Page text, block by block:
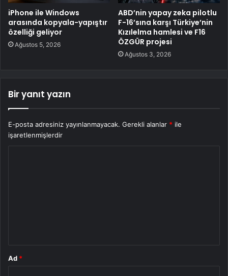
iPhone ile Windows
arasında kopyala-yapıştır
özelliği geliyor
Ağustos 5, 2026
ABD’nin yapay zeka pilotlu
F-16’sına karşı Türkiye’nin
Kızılelma hamlesi ve F16
ÖZGÜR projesi
Ağustos 3, 2026
Bir yanıt yazın
E-posta adresiniz yayınlanmayacak. Gerekli alanlar * ile
işaretlenmişlerdir
Ad *